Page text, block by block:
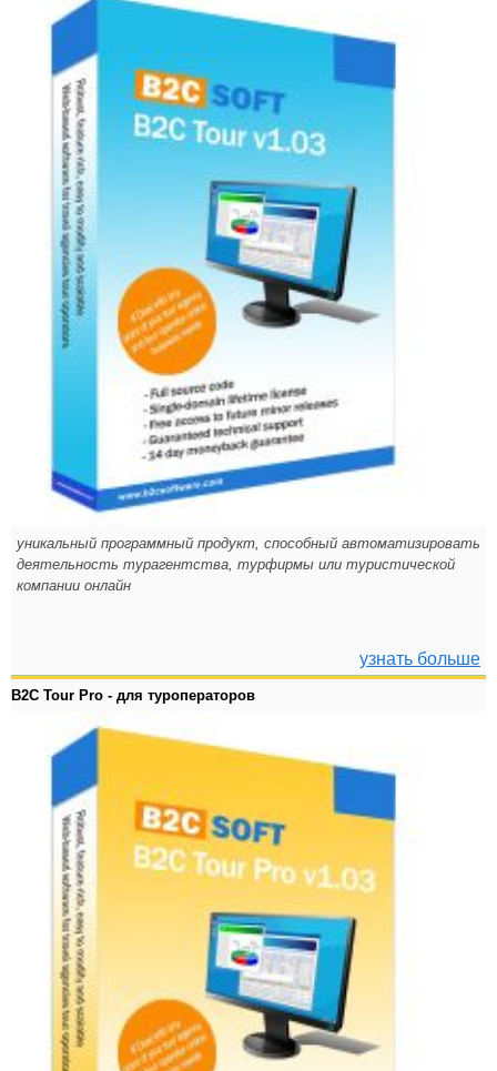
уникальный программный продукт, способный автоматизировать
деятельность турагентства, турфирмы или туристической
компании онлайн
узнать больше
B2C Tour Pro - для туроператоров